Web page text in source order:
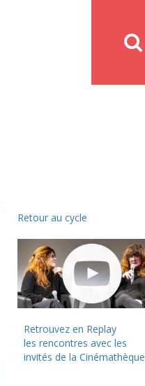
Retour au cycle
Retrouvez en Replay
les rencontres avec les
invités de la Cinémathèque